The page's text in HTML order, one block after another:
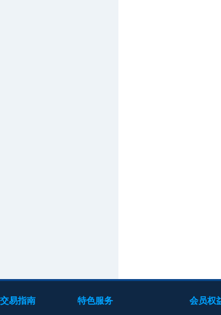
交易指南 特色服务 会员权